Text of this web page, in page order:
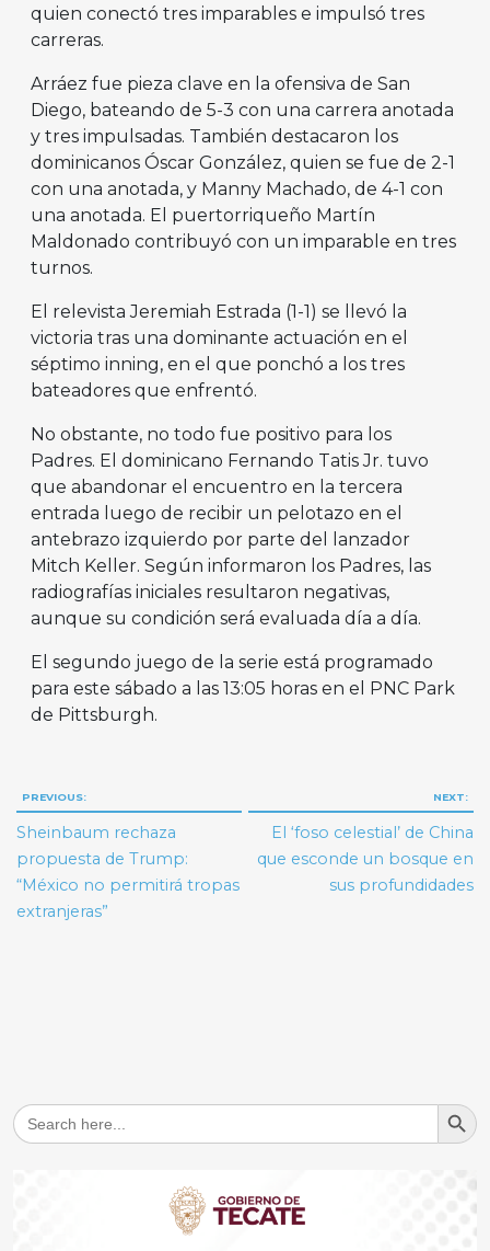
quien conectó tres imparables e impulsó tres
carreras.
Arráez fue pieza clave en la ofensiva de San
Diego, bateando de 5-3 con una carrera anotada
y tres impulsadas. También destacaron los
dominicanos Óscar González, quien se fue de 2-1
con una anotada, y Manny Machado, de 4-1 con
una anotada. El puertorriqueño Martín
Maldonado contribuyó con un imparable en tres
turnos.
El relevista Jeremiah Estrada (1-1) se llevó la
victoria tras una dominante actuación en el
séptimo inning, en el que ponchó a los tres
bateadores que enfrentó.
No obstante, no todo fue positivo para los
Padres. El dominicano Fernando Tatis Jr. tuvo
que abandonar el encuentro en la tercera
entrada luego de recibir un pelotazo en el
antebrazo izquierdo por parte del lanzador
Mitch Keller. Según informaron los Padres, las
radiografías iniciales resultaron negativas,
aunque su condición será evaluada día a día.
El segundo juego de la serie está programado
para este sábado a las 13:05 horas en el PNC Park
de Pittsburgh.
Navegación
de
entradas
PREVIOUS:
Sheinbaum rechaza
propuesta de Trump:
“México no permitirá tropas
extranjeras”
NEXT:
El ‘foso celestial’ de China
que esconde un bosque en
sus profundidades
Search
for:
Search